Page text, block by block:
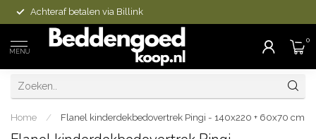
Achteraf betalen via Billink
MENU
0
Home / Flanel kinderdekbedovertrek Pingi - 140x220 + 60x70 cm